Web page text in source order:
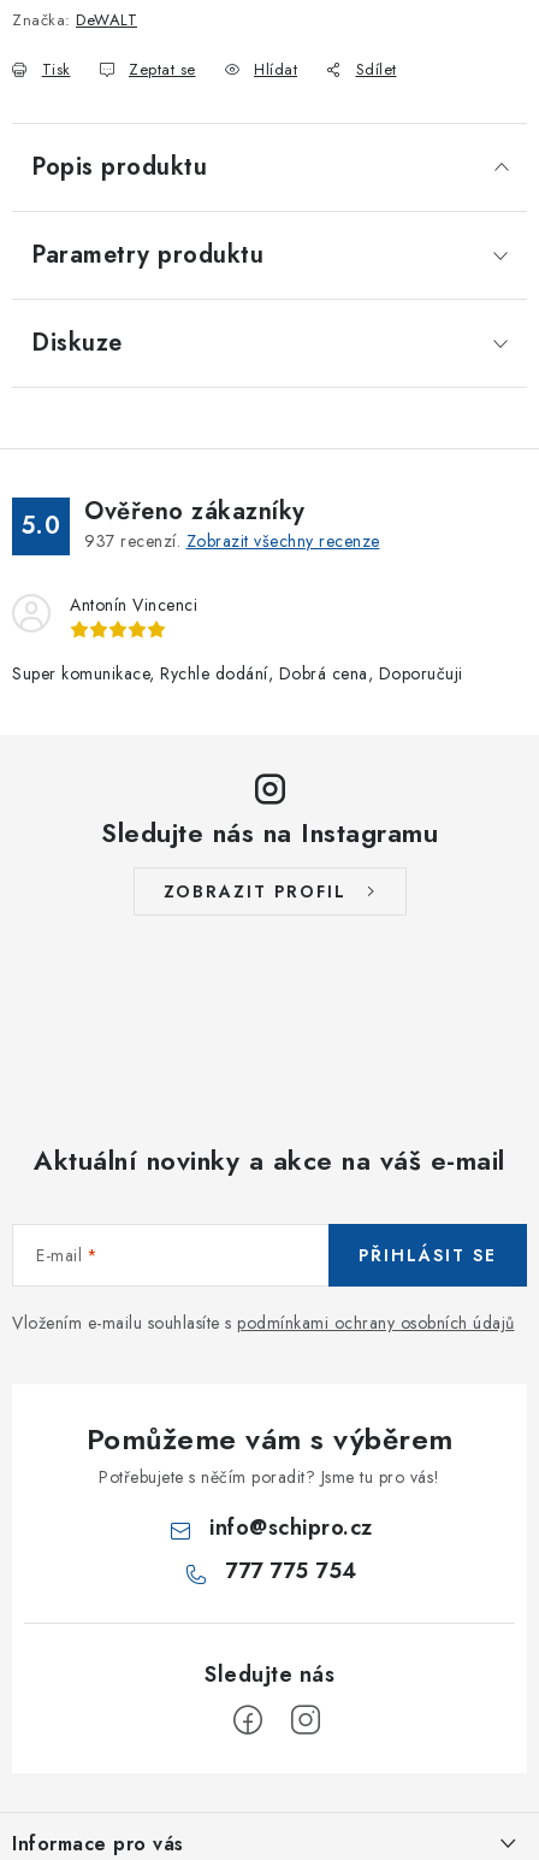
Značka: DeWALT
Tisk Zeptat se Hlídat Sdílet
Popis produktu
Parametry produktu
Diskuze
5.0 Ověřeno zákazníky
937 recenzí. Zobrazit všechny recenze
Antonín Vincenci
Super komunikace, Rychle dodání, Dobrá cena, Doporučuji
Sledujte nás na Instagramu
ZOBRAZIT PROFIL
Aktuální novinky a akce na váš e-mail
E-mail
Vložením e-mailu souhlasíte s podmínkami ochrany osobních údajů
PŘIHLÁSIT SE
Pomůžeme vám s výběrem
Potřebujete s něčím poradit? Jsme tu pro vás!
info@schipro.cz
777 775 754
Informace pro vás